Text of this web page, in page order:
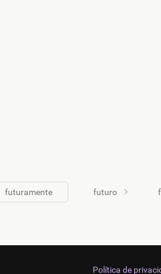
futuramente futuro
Política de